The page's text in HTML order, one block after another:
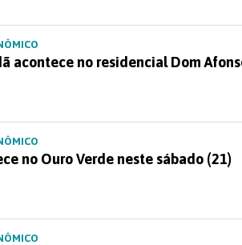
acontece no residencial Dom
no Ouro Verde neste sábado (21)